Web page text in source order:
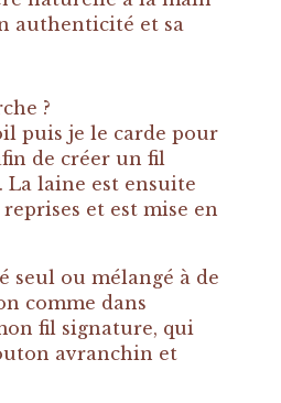
authenticité et sa
?
puis je le carde pour
de créer un fil
La laine est ensuite
et est mise en
seul ou mélangé à de
comme dans
fil signature, qui
avranchin et